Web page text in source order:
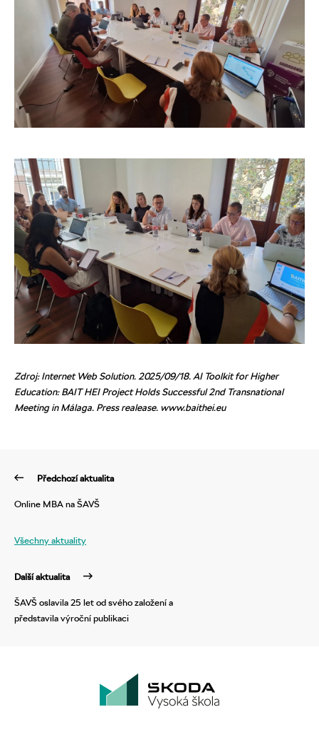
Zdroj: Internet Web Solution. 2025/09/18. AI Toolkit for Higher
Education: BAIT HEI Project Holds Successful 2nd Transnational
Meeting in Málaga. Press realease. www.baithei.eu
Předchozí aktualita
Online MBA na ŠAVŠ
Všechny aktuality
Další aktualita
ŠAVŠ oslavila 25 let od svého založení a
představila výroční publikaci